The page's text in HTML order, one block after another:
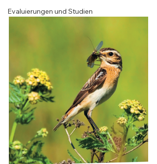
Evaluierungen und Studien